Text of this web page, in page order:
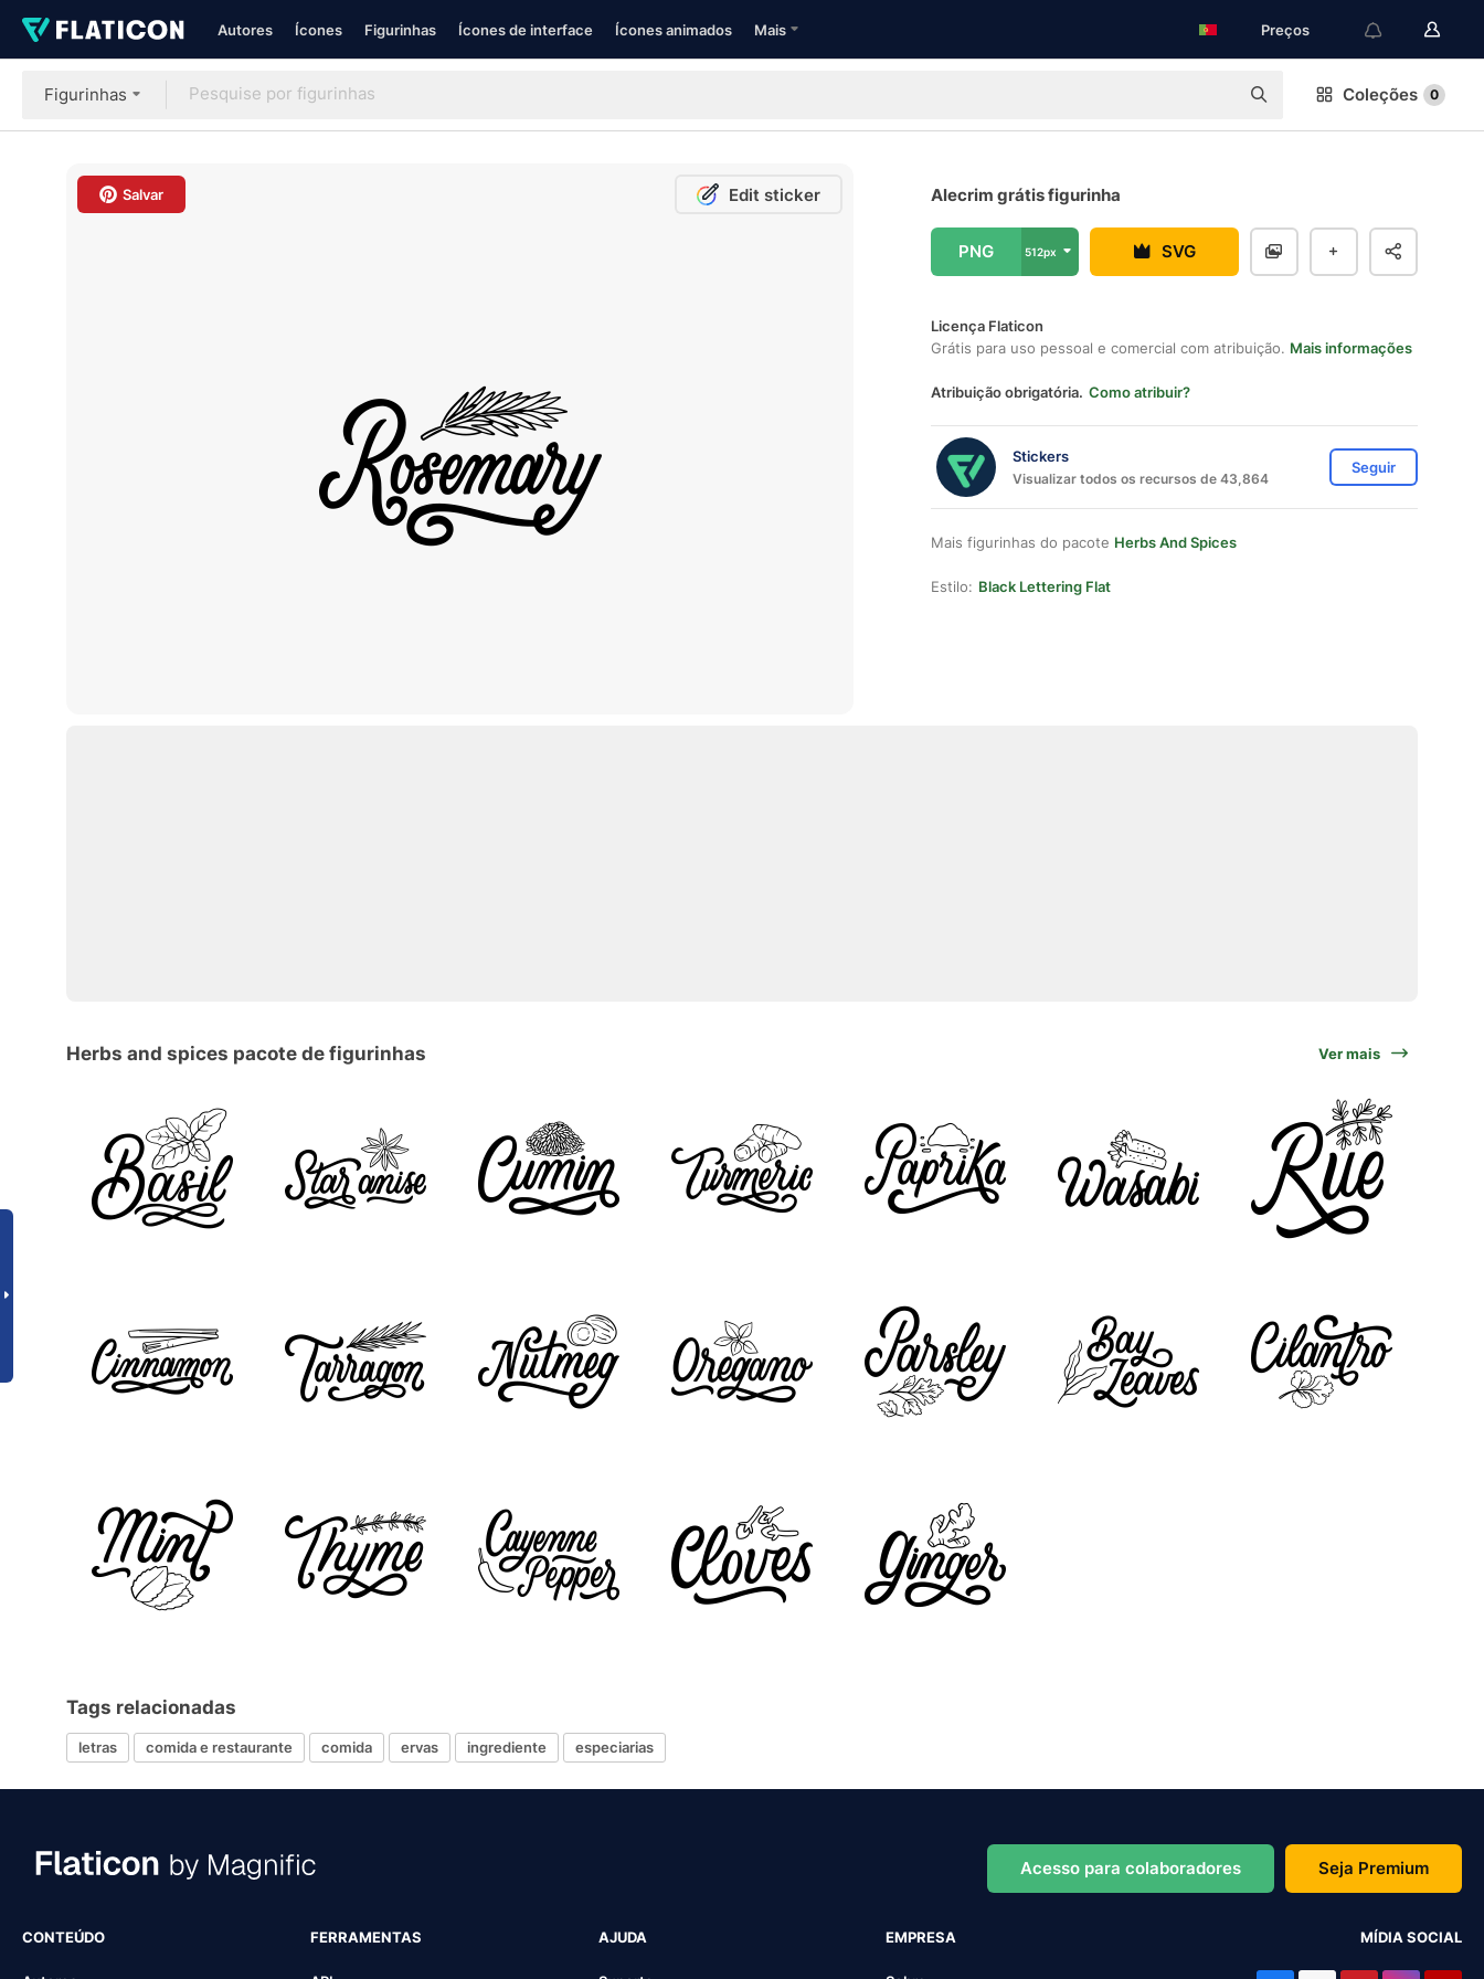
Autores Ícones Figurinhas Ícones de interface Ícones animados Mais Preços
Figurinhas Coleções 0
Salvar Edit sticker Alecrim grátis figurinha
PNG 512px SVG
Licença Flaticon
Grátis para uso pessoal e comercial com atribuição. Mais informações
Atribuição obrigatória. Como atribuir?
Stickers
Visualizar todos os recursos de 43,864
Seguir
Mais figurinhas do pacote Herbs And Spices
Estilo: Black Lettering Flat
Herbs and spices pacote de figurinhas Ver mais
Tags relacionadas
letras comida e restaurante comida ervas ingrediente especiarias
Acesso para colaboradores Seja Premium
CONTEÚDO FERRAMENTAS AJUDA EMPRESA MÍDIA SOCIAL